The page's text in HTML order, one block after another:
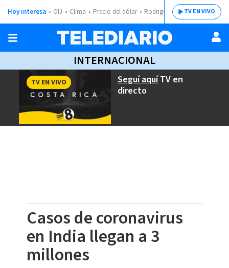
Hoy interesa OIJ Clima Precio del dólar Rodrigo ChavesTV EN VIVO
INTERNACIONAL
Seguí aquíTV en
directo
TV EN VIVO
Casos de coronavirus
en India llegan a 3
millones